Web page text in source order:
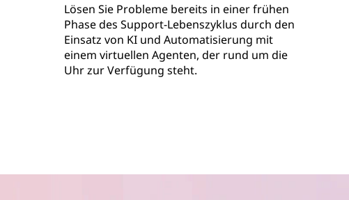
Lösen Sie Probleme bereits in einer frühen
Phase des Support-Lebenszyklus durch den
Einsatz von KI und Automatisierung mit
einem virtuellen Agenten, der rund um die
Uhr zur Verfügung steht.